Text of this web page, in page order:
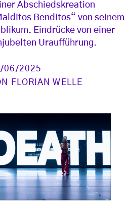
Abschiedskreation
Benditos“ von seinem
Eindrücke von einer
Uraufführung.
06/2025
FLORIAN WELLE